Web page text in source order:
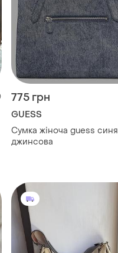
775 грн
GUESS
Сумка жіноча guess синя
джинсова